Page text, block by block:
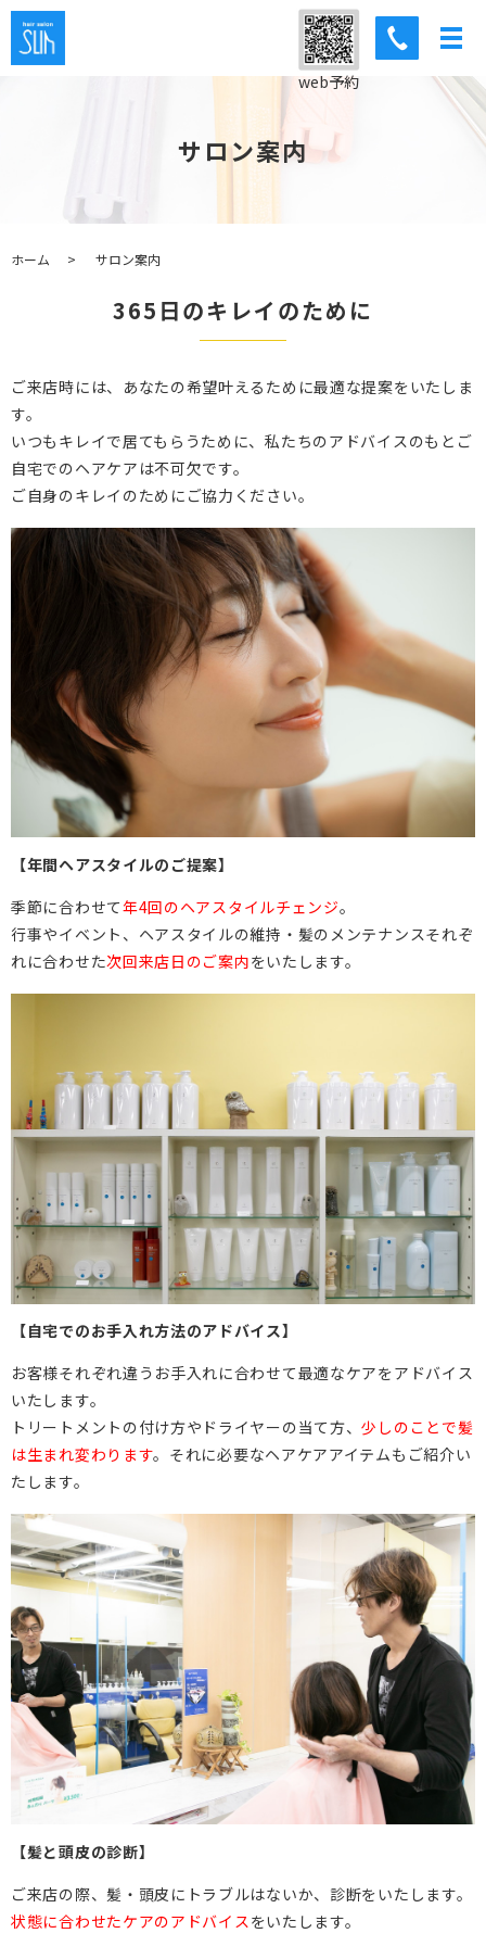
web予約
サロン案内
ホーム サロン案内
365日のキレイのために
ご来店時には、あなたの希望叶えるために最適な提案をいたしま
す。
いつもキレイで居てもらうために、私たちのアドバイスのもとご
自宅でのヘアケアは不可欠です。
ご自身のキレイのためにご協力ください。
【年間ヘアスタイルのご提案】
季節に合わせて年4回のヘアスタイルチェンジ。
行事やイベント、ヘアスタイルの維持・髪のメンテナンスそれぞ
れに合わせた次回来店日のご案内をいたします。
【自宅でのお手入れ方法のアドバイス】
お客様それぞれ違うお手入れに合わせて最適なケアをアドバイス
いたします。
トリートメントの付け方やドライヤーの当て方、少しのことで髪
は生まれ変わります。それに必要なヘアケアアイテムもご紹介い
たします。
【髪と頭皮の診断】
ご来店の際、髪・頭皮にトラブルはないか、診断をいたします。
状態に合わせたケアのアドバイス をいたします。